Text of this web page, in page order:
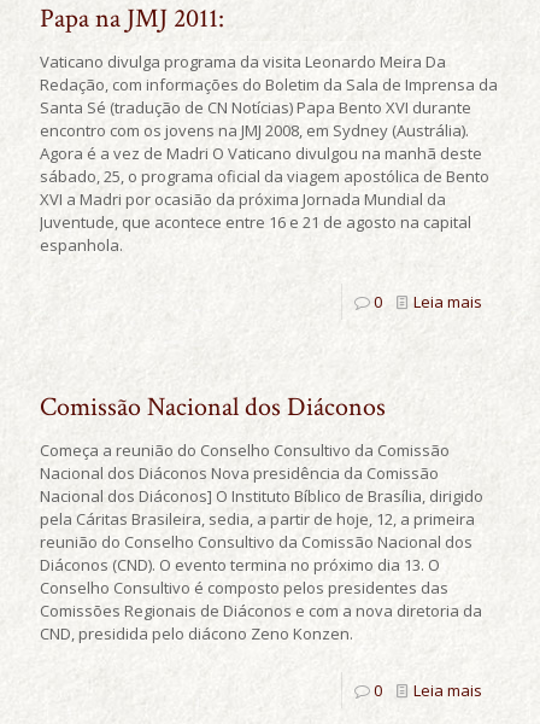
Papa na JMJ 2011:
Vaticano divulga programa da visita Leonardo Meira Da
Redação, com informações do Boletim da Sala de Imprensa da
Santa Sé (tradução de CN Notícias) Papa Bento XVI durante
encontro com os jovens na JMJ 2008, em Sydney (Austrália).
Agora é a vez de Madri O Vaticano divulgou na manhã deste
sábado, 25, o programa oficial da viagem apostólica de Bento
XVI a Madri por ocasião da próxima Jornada Mundial da
Juventude, que acontece entre 16 e 21 de agosto na capital
espanhola.
0 Leia mais
Comissão Nacional dos Diáconos
Começa a reunião do Conselho Consultivo da Comissão
Nacional dos Diáconos Nova presidência da Comissão
Nacional dos Diáconos] O Instituto Bíblico de Brasília, dirigido
pela Cáritas Brasileira, sedia, a partir de hoje, 12, a primeira
reunião do Conselho Consultivo da Comissão Nacional dos
Diáconos (CND). O evento termina no próximo dia 13. O
Conselho Consultivo é composto pelos presidentes das
Comissões Regionais de Diáconos e com a nova diretoria da
CND, presidida pelo diácono Zeno Konzen.
0 Leia mais